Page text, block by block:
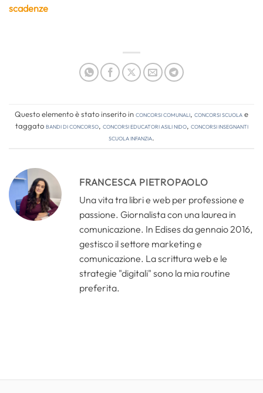
scadenze
Questo elemento è stato inserito inConcorsi comunali, Concorsi Scuolae
taggatobandi di concorso, concorsi educatori asili nido, concorsi insegnanti
scuola infanzia.
FRANCESCA PIETROPAOLO
Una vita tra libri e web per professione e
passione. Giornalista con una laurea in
comunicazione. In Edises da gennaio 2016,
gestisco il settore marketing e
comunicazione. La scrittura web e le
strategie "digitali" sono la mia routine
preferita.